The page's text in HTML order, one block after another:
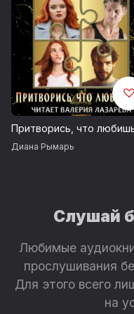
Притворись, что
Диана Рымарь
Слушай
Любимые
прослушивания
Для этого всего
на